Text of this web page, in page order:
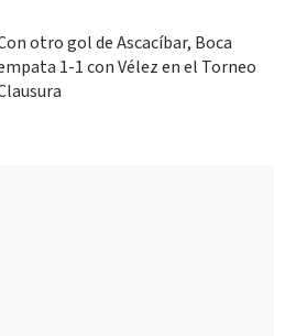
otro gol de Ascacíbar, Boca
1-1 con Vélez en el Torneo